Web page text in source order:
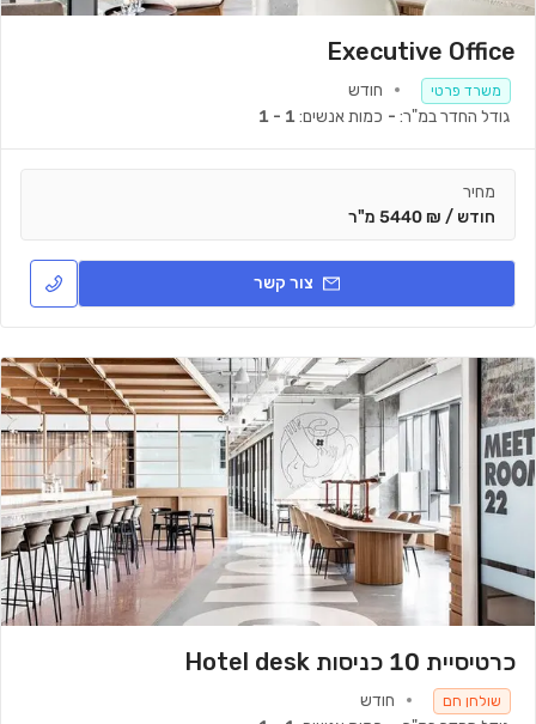
Executive Office
משרד פרטי
חודש
כמות אנשים:1 - 1 גודל החדר במ"ר: -
מחיר
חודש / ₪ 5440 מ"ר
צור קשר
כרטיסיית 10 כניסות Hotel desk
שולחן חם
חודש